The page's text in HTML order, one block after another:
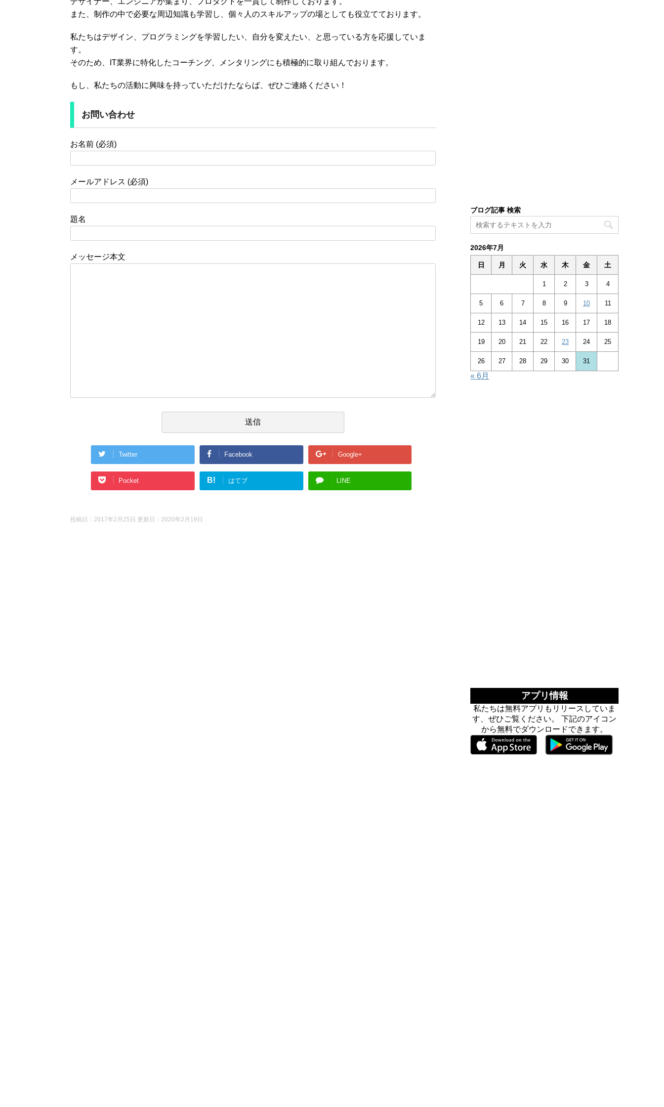
また、制作の中で必要な周辺知識も学習し、個々人のスキルアップの場としても役立てております。
私たちはデザイン、プログラミングを学習したい、自分を変えたい、と思っている方を応援していま
す。
そのため、IT業界に特化したコーチング、メンタリングにも積極的に取り組んでおります。
もし、私たちの活動に興味を持っていただけたならば、ぜひご連絡ください！
お問い合わせ
お名前 (必須)
メールアドレス (必須)
題名
メッセージ本文
Twitter Facebook Google+
Pocket B! はてブ LINE
投稿日：2017年2月25日 更新日： 2020年2月19日
ブログ記事 検索
2026年7月
日 月 火 水 木 金 土
1 2 3 4
5 6 7 8 9 10 11
12 13 14 15 16 17 18
19 20 21 22 23 24 25
26 27 28 29 30 31
« 6月
アプリ情報
私たちは無料アプリもリリースしていま
す、ぜひご覧ください。 下記のアイコン
から無料でダウンロードできます。